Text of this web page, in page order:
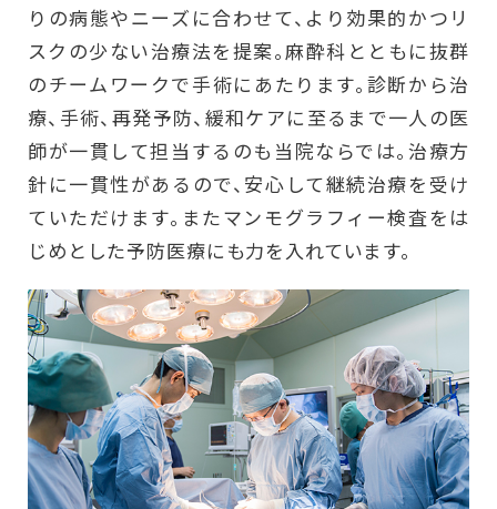
りの病態やニーズに合わせて、より効果的かつリ
スクの少ない治療法を提案。麻酔科とともに抜群
のチームワークで手術にあたります。診断から治
療、手術、再発予防、緩和ケアに至るまで一人の医
師が一貫して担当するのも当院ならでは。治療方
針に一貫性があるので、安心して継続治療を受け
ていただけます。またマンモグラフィー検査をは
じめとした予防医療にも力を入れています。